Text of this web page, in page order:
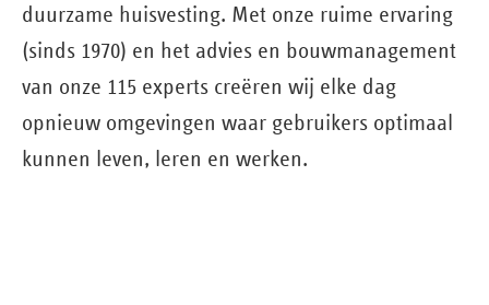
duurzame huisvesting. Met onze ruime ervaring
(sinds 1970) en het advies en bouw­management
van onze 115 experts creëren wij elke dag
opnieuw omgevingen waar gebruikers optimaal
kunnen leven, leren en werken.